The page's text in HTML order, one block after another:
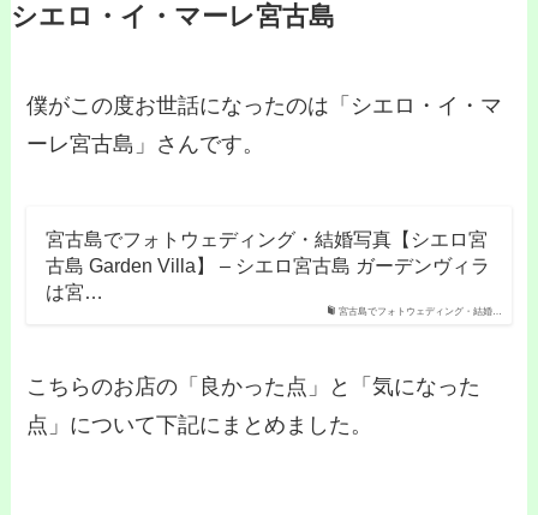
シエロ・イ・マーレ宮古島
僕がこの度お世話になったのは「シエロ・イ・マ
ーレ宮古島」さんです。
宮古島でフォトウェディング・結婚…
宮古島でフォトウェディング・結婚写真【シエロ宮
古島 Garden Villa】 – シエロ宮古島 ガーデンヴィラ
は宮…
こちらのお店の「良かった点」と「気になった
点」について下記にまとめました。